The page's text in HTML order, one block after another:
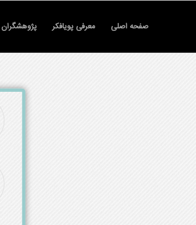
صفحه اصلی معرفی پویافکر پژوهشگران